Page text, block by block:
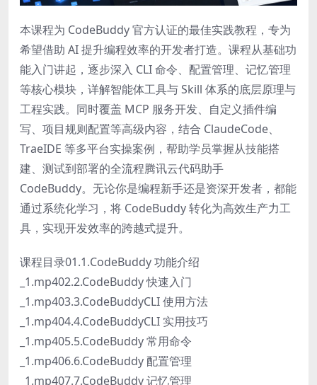
本课程为 CodeBuddy 官方认证的最佳实践教程，专为
希望借助 AI 提升编程效率的开发者打造。课程从基础功
能入门讲起，逐步深入 CLI 命令、配置管理、记忆管理
等核心模块，详解智能体工具与 Skill 体系的底层原理与
工程实践。同时覆盖 MCP 服务开发、自定义插件编
写、项目规则配置等高级内容，结合 ClaudeCode、
TraeIDE 等多平台实操案例，帮助学员掌握从技能搭
建、测试到部署的全流程腾讯云代码助手
CodeBuddy。无论你是编程新手还是资深开发者，都能
通过系统化学习，将 CodeBuddy 转化为高效生产力工
具，实现开发效率的跨越式提升。
课程目录01.1.CodeBuddy 功能介绍
_1.mp402.2.CodeBuddy 快速入门
_1.mp403.3.CodeBuddyCLI 使用方法
_1.mp404.4.CodeBuddyCLI 实用技巧
_1.mp405.5.CodeBuddy 常用命令
_1.mp406.6.CodeBuddy 配置管理
_1.mp407.7.CodeBuddy 记忆管理